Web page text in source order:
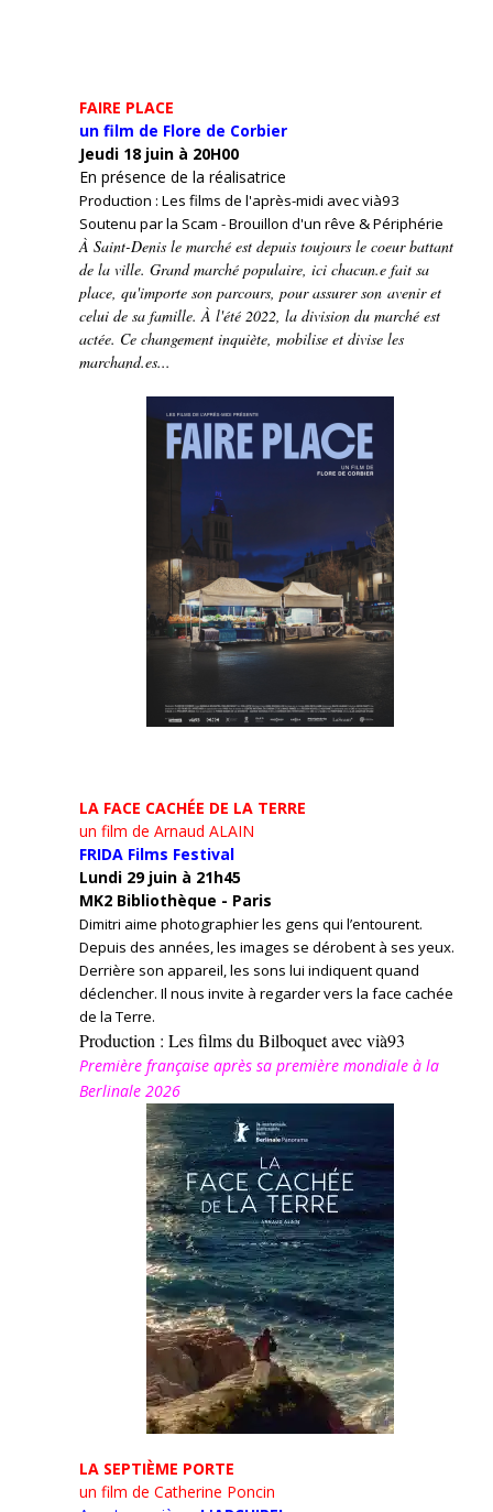
FAIRE PLACE
un film de Flore de Corbier
Jeudi 18 juin à 20H00
En présence de la réalisatrice
Production : Les films de l'après-midi avec vià93
Soutenu par la Scam - Brouillon d'un rêve & Périphérie
À Saint-Denis le marché est depuis toujours le coeur battant
de la ville. Grand marché populaire, ici chacun.e fait sa
place, qu'importe son parcours, pour assurer son avenir et
celui de sa famille. À l'été 2022, la division du marché est
actée. Ce changement inquiète, mobilise et divise les
marchand.es...
LA FACE CACHÉE DE LA TERRE
un film de Arnaud ALAIN
FRIDA Films Festival
Lundi 29 juin à 21h45
MK2 Bibliothèque - Paris
Dimitri aime photographier les gens qui l’entourent.
Depuis des années, les images se dérobent à ses yeux.
Derrière son appareil, les sons lui indiquent quand
déclencher. Il nous invite à regarder vers la face cachée
de la Terre.
Production : Les films du Bilboquet avec vià93
Première française après sa première mondiale à la
Berlinale 2026
LA SEPTIÈME PORTE
un film de Catherine Poncin